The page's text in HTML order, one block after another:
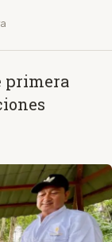
primera